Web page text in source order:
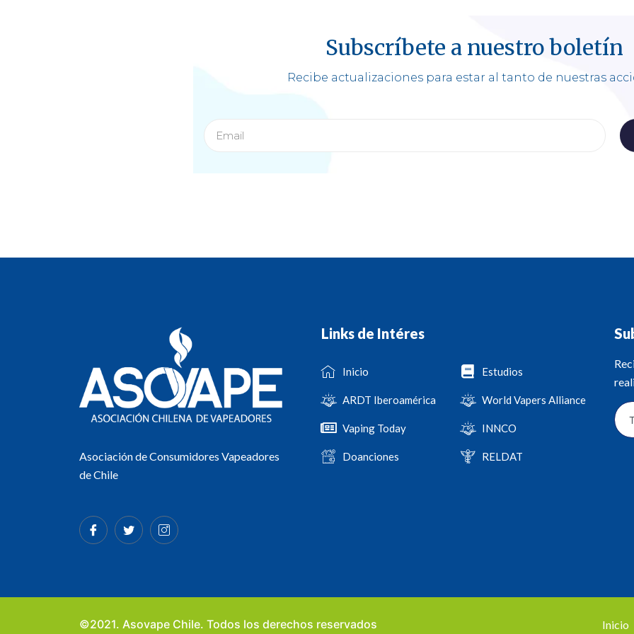
Subscríbete a nuestro boletín
Recibe actualizaciones para estar al tanto de nuestras
Asociación de Consumidores Vapeadores
de Chile
Links de Intéres
Inicio
ARDT Iberoamérica
Vaping Today
Doanciones
Estudios
World Vapers Alliance
INNCO
RELDAT
©2021. Asovape Chile. Todos los derechos reservados Inicio